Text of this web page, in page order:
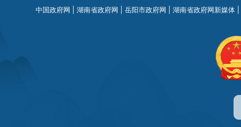
中国政府网 湖南省政府网 岳阳市政府网 湖南省政府网新媒体